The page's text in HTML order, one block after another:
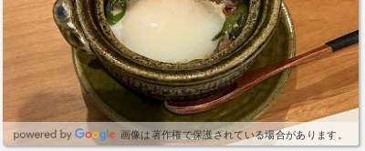
画像は著作権で保護されている場合があります。